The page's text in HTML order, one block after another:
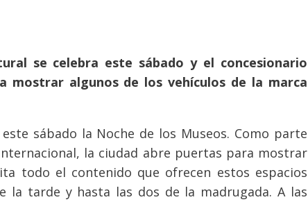
se celebra este sábado y el concesionario
mostrar algunos de los vehículos de la marca
sábado la Noche de los Museos. Como parte
la ciudad abre puertas para mostrar
todo el contenido que ofrecen estos espacios
la tarde y hasta las dos de la madrugada. A las